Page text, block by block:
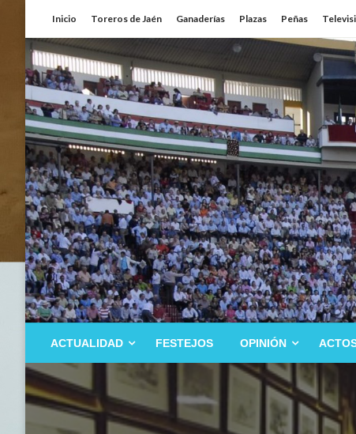
contenido
Inicio Toreros de Jaén Ganaderías Plazas Peñas
ACTUALIDAD FESTEJOS OPINIÓN